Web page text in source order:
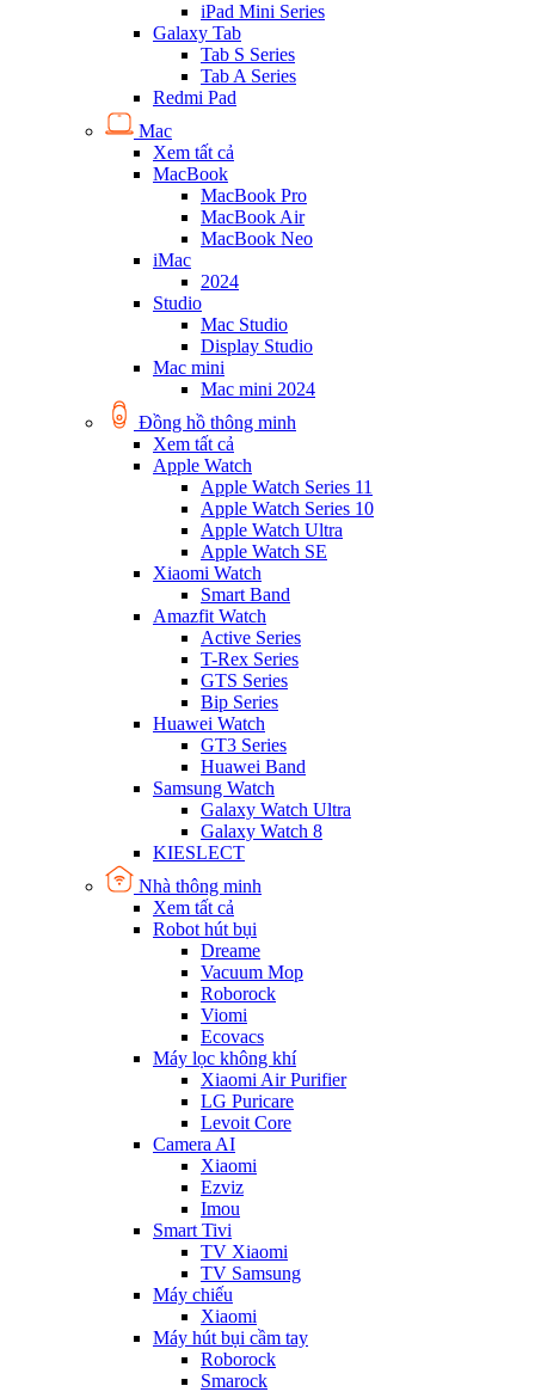
iPad Mini Series
Galaxy Tab
Tab S Series
Tab A Series
Redmi Pad
Mac
Xem tất cả
MacBook
MacBook Pro
MacBook Air
MacBook Neo
iMac
2024
Studio
Mac Studio
Display Studio
Mac mini
Mac mini 2024
Đồng hồ thông minh
Xem tất cả
Apple Watch
Apple Watch Series 11
Apple Watch Series 10
Apple Watch Ultra
Apple Watch SE
Xiaomi Watch
Smart Band
Amazfit Watch
Active Series
T-Rex Series
GTS Series
Bip Series
Huawei Watch
GT3 Series
Huawei Band
Samsung Watch
Galaxy Watch Ultra
Galaxy Watch 8
KIESLECT
Nhà thông minh
Xem tất cả
Robot hút bụi
Dreame
Vacuum Mop
Roborock
Viomi
Ecovacs
Máy lọc không khí
Xiaomi Air Purifier
LG Puricare
Levoit Core
Camera AI
Xiaomi
Ezviz
Imou
Smart Tivi
TV Xiaomi
TV Samsung
Máy chiếu
Xiaomi
Máy hút bụi cầm tay
Roborock
Smarock